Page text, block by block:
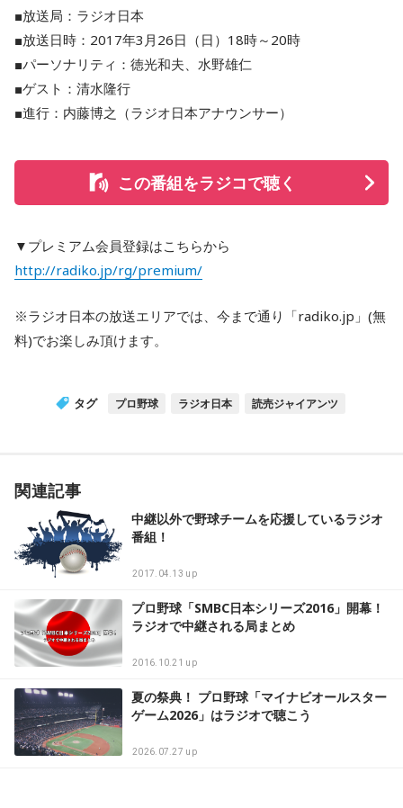
■放送局：ラジオ日本
■放送日時：2017年3月26日（日）18時～20時
■パーソナリティ：徳光和夫、水野雄仁
■ゲスト：清水隆行
■進行：内藤博之（ラジオ日本アナウンサー）
この番組をラジコで聴く
▼プレミアム会員登録はこちらから
http://radiko.jp/rg/premium/
※ラジオ日本の放送エリアでは、今まで通り「radiko.jp」(無
料)でお楽しみ頂けます。
タグ プロ野球 ラジオ日本 読売ジャイアンツ
関連記事
中継以外で野球チームを応援しているラジオ
番組！
2017.04.13 up
プロ野球「SMBC日本シリーズ2016」開幕！
ラジオで中継される局まとめ
2016.10.21 up
夏の祭典！ プロ野球「マイナビオールスター
ゲーム2026」はラジオで聴こう
2026.07.27 up